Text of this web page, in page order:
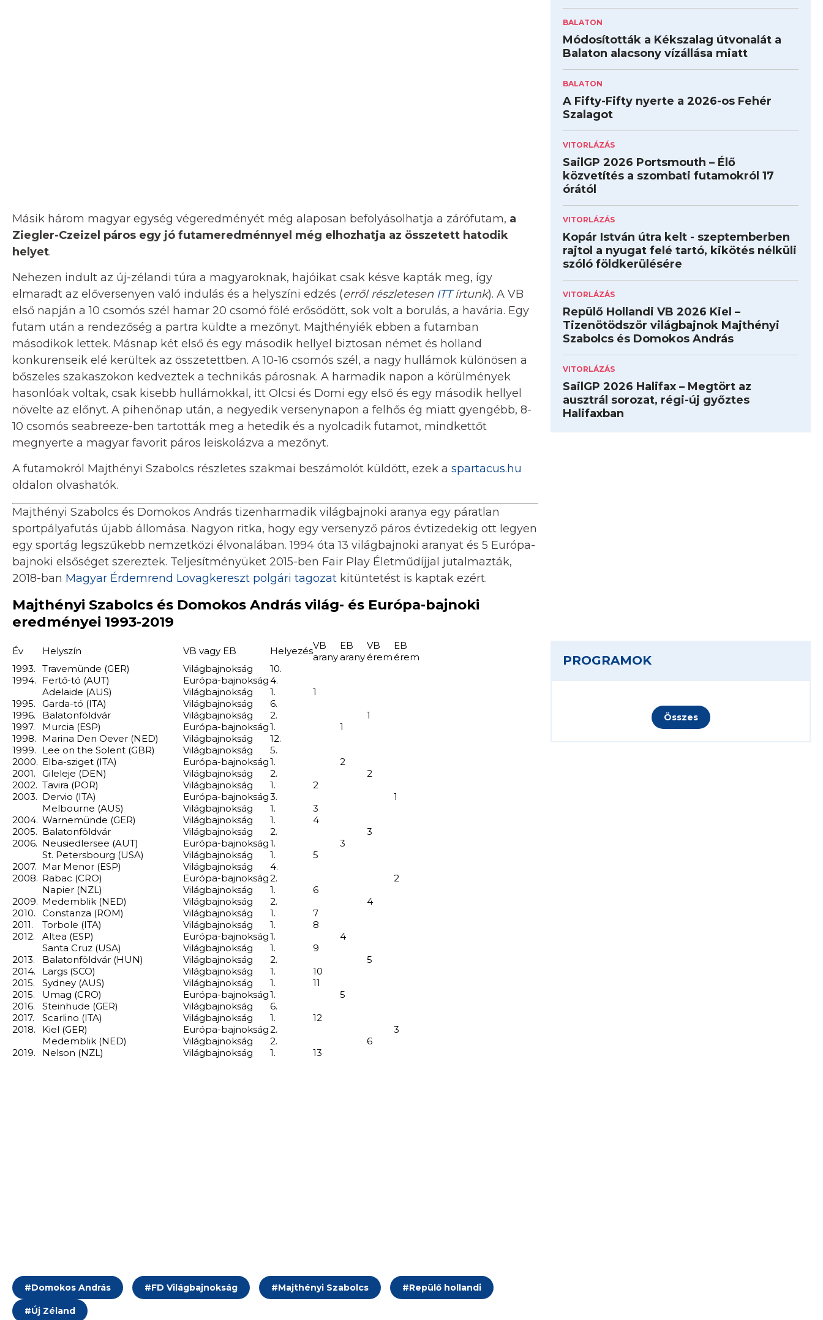
Másik három magyar egység végeredményét még alaposan befolyásolhatja a zárófutam, a
Ziegler-Czeizel páros egy jó futameredménnyel még elhozhatja az összetett hatodik
helyet.
Nehezen indult az új-zélandi túra a magyaroknak, hajóikat csak késve kapták meg, így
elmaradt az előversenyen való indulás és a helyszíni edzés (erről részletesen ITTírtunk). A VB
első napján a 10 csomós szél hamar 20 csomó fölé erősödött, sok volt a borulás, a havária. Egy
futam után a rendezőség a partra küldte a mezőnyt. Majthényiék ebben a futamban
másodikok lettek. Másnap két első és egy második hellyel biztosan német és holland
konkurenseik elé kerültek az összetettben. A 10-16 csomós szél, a nagy hullámok különösen a
bőszeles szakaszokon kedveztek a technikás párosnak. A harmadik napon a körülmények
hasonlóak voltak, csak kisebb hullámokkal, itt Olcsi és Domi egy első és egy második hellyel
növelte az előnyt. A pihenőnap után, a negyedik versenynapon a felhős ég miatt gyengébb, 8-
10 csomós seabreeze-ben tartották meg a hetedik és a nyolcadik futamot, mindkettőt
megnyerte a magyar favorit páros leiskolázva a mezőnyt.
A futamokról Majthényi Szabolcs részletes szakmai beszámolót küldött, ezek a spartacus.hu
oldalon olvashatók.
Majthényi Szabolcs és Domokos András tizenharmadik világbajnoki aranya egy páratlan
sportpályafutás újabb állomása. Nagyon ritka, hogy egy versenyző páros évtizedekig ott legyen
egy sportág legszűkebb nemzetközi élvonalában. 1994 óta 13 világbajnoki aranyat és 5 Európa-
bajnoki elsőséget szereztek. Teljesítményüket 2015-ben Fair Play Életműdíjjal jutalmazták,
2018-ban Magyar Érdemrend Lovagkereszt polgári tagozat kitüntetést is kaptak ezért.
Majthényi Szabolcs és Domokos András világ- és Európa-bajnoki
eredményei 1993-2019
Év Helyszín VB vagy EB HelyezésVB
arany
EB
arany
VB
érem
EB
érem
1993.
Travemünde (GER) Világbajnokság
10.
1994.
Fertő-tó (AUT) Európa-bajnokság4.
Adelaide (AUS)
Világbajnokság 1.
1
1995.
Garda-tó (ITA) Világbajnokság
6.
1996.
Balatonföldvár Világbajnokság 2.
1
1997.
Murcia (ESP) Európa-bajnokság1.
1
1998.
Marina Den Oever (NED) Világbajnokság
12.
1999.
Lee on the Solent (GBR) Világbajnokság
5.
2000. Elba-sziget (ITA) Európa-bajnokság1.
2
2001.
Gileleje (DEN) Világbajnokság 2.
2
2002. Tavira (POR) Világbajnokság 1.
2
2003. Dervio (ITA) Európa-bajnokság3.
1
Melbourne (AUS)
Világbajnokság 1.
3
2004. Warnemünde (GER) Világbajnokság 1.
4
2005. Balatonföldvár Világbajnokság 2.
3
2006. Neusiedlersee (AUT) Európa-bajnokság1.
3
St. Petersbourg (USA)
Világbajnokság 1.
5
2007. Mar Menor (ESP) Világbajnokság
4.
2008. Rabac (CRO) Európa-bajnokság2.
2
Napier (NZL)
Világbajnokság 1.
6
2009. Medemblik (NED) Világbajnokság 2.
4
2010.
Constanza (ROM) Világbajnokság 1.
7
2011.
Torbole (ITA) Világbajnokság 1.
8
2012.
Altea (ESP) Európa-bajnokság1.
4
Santa Cruz (USA)
Világbajnokság 1.
9
2013.
Balatonföldvár (HUN) Világbajnokság 2.
5
2014.
Largs (SCO) Világbajnokság 1.
10
2015.
Sydney (AUS) Világbajnokság 1.
11
2015.
Umag (CRO) Európa-bajnokság1.
5
2016.
Steinhude (GER) Világbajnokság
6.
2017.
Scarlino (ITA) Világbajnokság 1.
12
2018.
Kiel (GER) Európa-bajnokság2.
3
Medemblik (NED)
Világbajnokság 2.
6
2019.
Nelson (NZL) Világbajnokság 1. 13
#Domokos András #FD Világbajnokság #Majthényi Szabolcs #Repülő hollandi
#Új Zéland
BALATON
Módosították a Kékszalag útvonalát a
Balaton alacsony vízállása miatt
BALATON
A Fifty-Fifty nyerte a 2026-os Fehér
Szalagot
VITORLÁZÁS
SailGP 2026 Portsmouth – Élő
közvetítés a szombati futamokról 17
órától
VITORLÁZÁS
Kopár István útra kelt - szeptemberben
rajtol a nyugat felé tartó, kikötés nélküli
szóló földkerülésére
VITORLÁZÁS
Repülő Hollandi VB 2026 Kiel –
Tizenötödször világbajnok Majthényi
Szabolcs és Domokos András
VITORLÁZÁS
SailGP 2026 Halifax – Megtört az
ausztrál sorozat, régi-új győztes
Halifaxban
PROGRAMOK
Összes